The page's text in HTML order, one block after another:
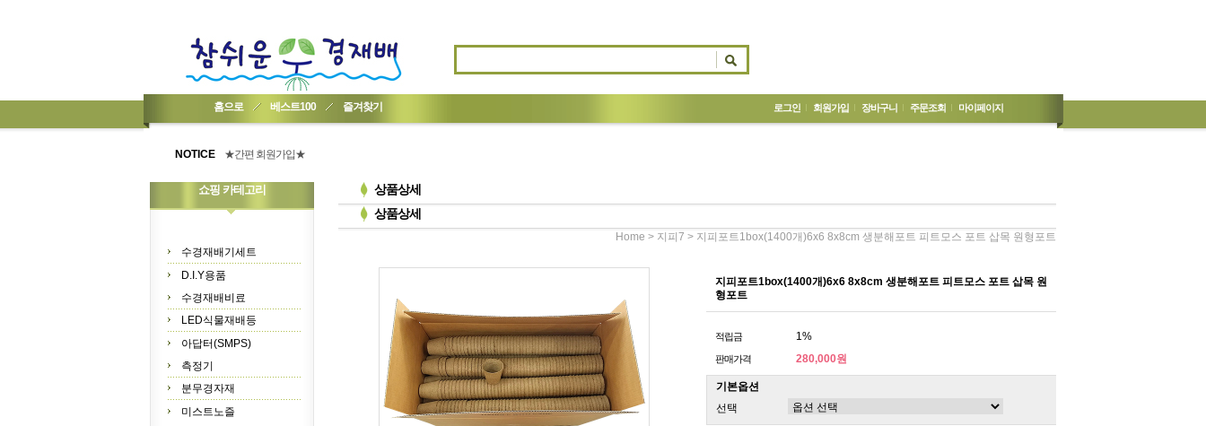
홈으로 베스트100 즐겨찾기 로그인 회원가입 장바구니 주문조회 마이페이지
NOTICE
★기업회원가입 방법..
★간편 회원가입★
쇼핑 카테고리
수경재배기세트
D.I.Y용품
수경재배비료
LED식물재배등
아답터(SMPS)
측정기
분무경자재
미스트노즐
상품상세
상품상세
Home > 지피7 > 지피포트1box(1400개)6x6 8x8cm 생분해포트 피트모스 포트 삽목 원형포트
지피포트1box(1400개)6x6 8x8cm 생분해포트 피트모스 포트 삽목 원
형포트
적립금 1%
판매가격 280,000원
기본옵션
선택